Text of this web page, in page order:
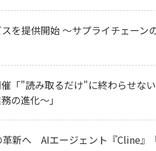
を提供開始 ～サプライチェーン
「"読み取るだけ"に終わらせな
の進化～」
新へ AIエージェント『Cline』